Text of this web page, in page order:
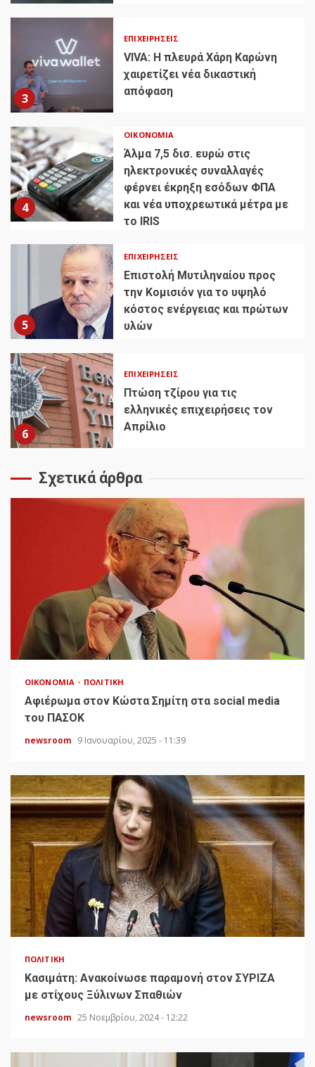
3
ΕΠΙΧΕΙΡΉΣΕΙΣ
VIVA: Η πλευρά Χάρη Καρώνη
χαιρετίζει νέα δικαστική
απόφαση
4
ΟΙΚΟΝΟΜΊΑ
Άλμα 7,5 δισ. ευρώ στις
ηλεκτρονικές συναλλαγές
φέρνει έκρηξη εσόδων ΦΠΑ
και νέα υποχρεωτικά μέτρα με
το IRIS
5
ΕΠΙΧΕΙΡΉΣΕΙΣ
Επιστολή Μυτιληναίου προς
την Κομισιόν για το υψηλό
κόστος ενέργειας και πρώτων
υλών
6
ΕΠΙΧΕΙΡΉΣΕΙΣ
Πτώση τζίρου για τις
ελληνικές επιχειρήσεις τον
Απρίλιο
Σχετικά άρθρα
ΟΙΚΟΝΟΜΊΑ ΠΟΛΙΤΙΚΉ
Αφιέρωμα στον Κώστα Σημίτη στα social media
του ΠΑΣΟΚ
newsroom 9 Ιανουαρίου, 2025 - 11:39
ΠΟΛΙΤΙΚΉ
Κασιμάτη: Ανακοίνωσε παραμονή στον ΣΥΡΙΖΑ
με στίχους Ξύλινων Σπαθιών
newsroom 25 Νοεμβρίου, 2024 - 12:22